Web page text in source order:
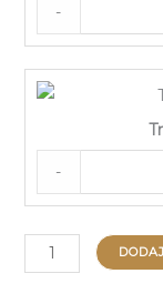
-
-
ilość
Praliny